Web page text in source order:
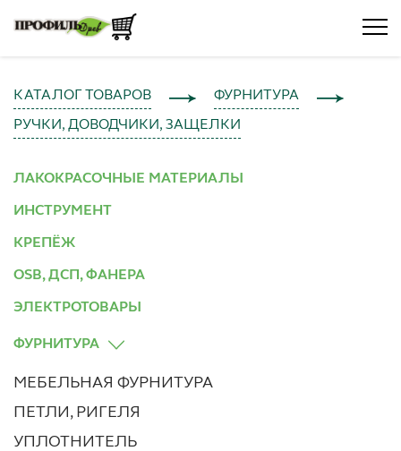
КАТАЛОГ ТОВАРОВ ФУРНИТУРА
РУЧКИ, ДОВОДЧИКИ, ЗАЩЕЛКИ
ЛАКОКРАСОЧНЫЕ МАТЕРИАЛЫ
ИНСТРУМЕНТ
КРЕПЁЖ
OSB, ДСП, ФАНЕРА
ЭЛЕКТРОТОВАРЫ
ФУРНИТУРА
МЕБЕЛЬНАЯ ФУРНИТУРА
ПЕТЛИ, РИГЕЛЯ
УПЛОТНИТЕЛЬ